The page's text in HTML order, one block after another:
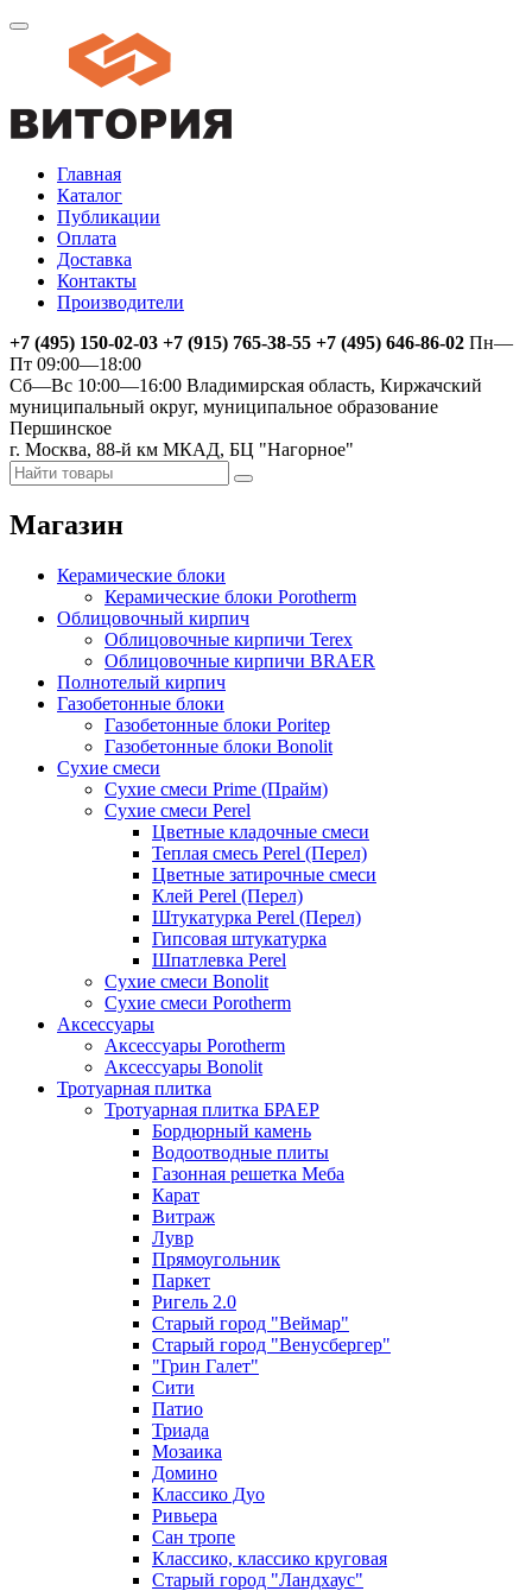
Главная
Каталог
Публикации
Оплата
Доставка
Контакты
Производители
+7 (495) 150-02-03 +7 (915) 765-38-55 +7 (495) 646-86-02 Пн—
Пт 09:00—18:00
Сб—Вс 10:00—16:00 Владимирская область, Киржачский
муниципальный округ, муниципальное образование
Першинское
г. Москва, 88-й км МКАД, БЦ "Нагорное"
Магазин
Керамические блоки
Керамические блоки Porotherm
Облицовочный кирпич
Облицовочные кирпичи Terex
Облицовочные кирпичи BRAER
Полнотелый кирпич
Газобетонные блоки
Газобетонные блоки Poritep
Газобетонные блоки Bonolit
Сухие смеси
Сухие смеси Prime (Прайм)
Сухие смеси Perel
Цветные кладочные смеси
Теплая смесь Perel (Перел)
Цветные затирочные смеси
Клей Perel (Перел)
Штукатурка Perel (Перел)
Гипсовая штукатурка
Шпатлевка Perel
Сухие смеси Bonolit
Сухие смеси Porotherm
Аксессуары
Аксессуары Porotherm
Аксессуары Bonolit
Тротуарная плитка
Тротуарная плитка БРАЕР
Бордюрный камень
Водоотводные плиты
Газонная решетка Меба
Карат
Витраж
Лувр
Прямоугольник
Паркет
Ригель 2.0
Старый город "Веймар"
Старый город "Венусбергер"
"Грин Галет"
Сити
Патио
Триада
Мозаика
Домино
Классико Дуо
Ривьера
Сан тропе
Классико, классико круговая
Старый город "Ландхаус"